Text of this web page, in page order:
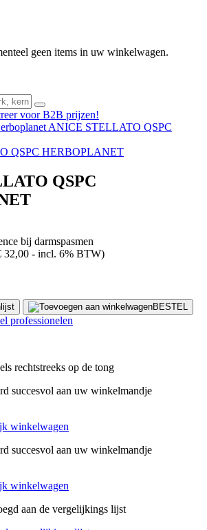
geen items in uw winkelwagen.
voor B2B prijzen!
ANICE STELLATO QSPC
QSPC
bij darmspasmen
32,00 - incl. 6% BTW)
BESTEL
professionelen
rechtstreeks op de tong
succesvol aan uw winkelmandje
winkelwagen
succesvol aan uw winkelmandje
winkelwagen
aan de vergelijkings lijst